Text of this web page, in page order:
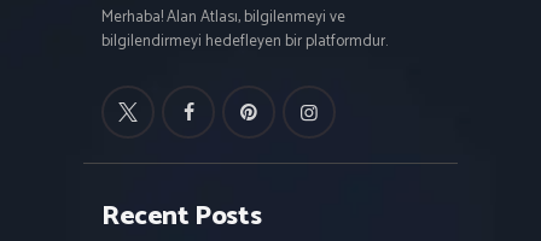
Merhaba! Alan Atlası, bilgilenmeyi ve
bilgilendirmeyi hedefleyen bir platformdur.
Recent Posts